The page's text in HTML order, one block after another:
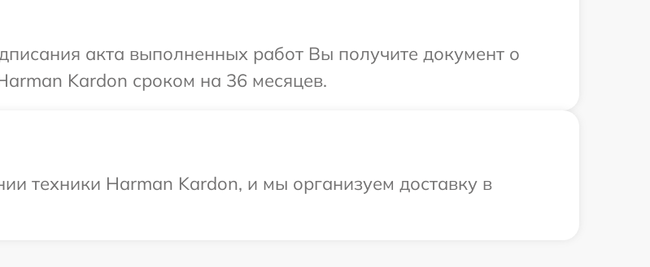
акта выполненных работ Вы получите документ о
Kardon сроком на 36 месяцев.
техники Harman Kardon, и мы организуем доставку в